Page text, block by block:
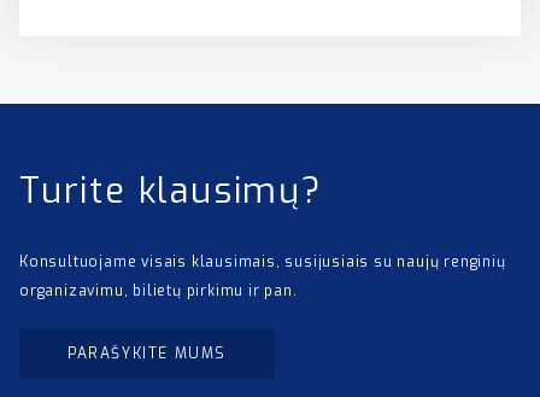
Turite klausimų?
Konsultuojame visais klausimais, susijusiais su naujų renginių
organizavimu, bilietų pirkimu ir pan.
PARAŠYKITE MUMS